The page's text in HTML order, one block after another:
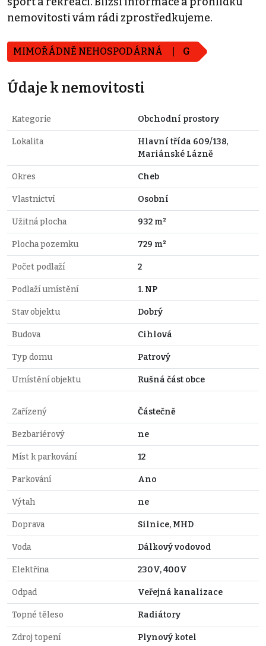
nemovitosti vám rádi zprostředkujeme.
MIMOŘÁDNĚ NEHOSPODÁRNÁ G
Údaje k nemovitosti
Kategorie Obchodní prostory
Lokalita
Hlavní třída 609/138,
Mariánské Lázně
Okres Cheb
Vlastnictví Osobní
Užitná plocha 932 m²
Plocha pozemku 729 m²
Počet podlaží 2
Podlaží umístění 1. NP
Stav objektu Dobrý
Budova Cihlová
Typ domu Patrový
Umístění objektu Rušná část obce
Zařízený Částečně
Bezbariérový ne
Míst k parkování 12
Parkování Ano
Výtah ne
Doprava Silnice, MHD
Voda Dálkový vodovod
Elektřina 230V, 400V
Odpad Veřejná kanalizace
Topné těleso Radiátory
Zdroj topení Plynový kotel